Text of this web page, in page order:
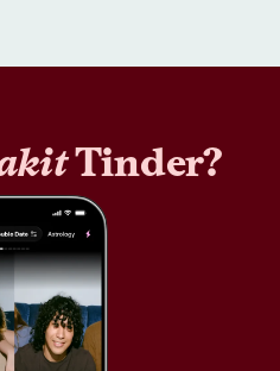
Tinder?